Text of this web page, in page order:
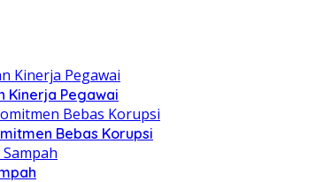
Kinerja Pegawai
Bebas Korupsi